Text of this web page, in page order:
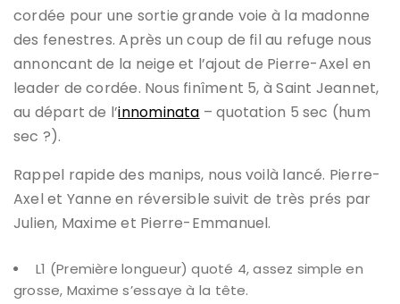
cordée pour une sortie grande voie à la madonne
des fenestres. Après un coup de fil au refuge nous
annoncant de la neige et l’ajout de Pierre-Axel en
leader de cordée. Nous finîment 5, à Saint Jeannet,
au départ de l’innominata – quotation 5 sec (hum
sec ?).
Rappel rapide des manips, nous voilà lancé. Pierre-
Axel et Yanne en réversible suivit de très prés par
Julien, Maxime et Pierre-Emmanuel.
L1 (Première longueur) quoté 4, assez simple en
grosse, Maxime s’essaye à la tête.